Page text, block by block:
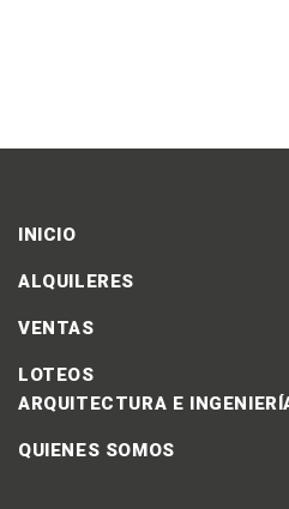
INICIO
ALQUILERES
VENTAS
LOTEOS
ARQUITECTURA E
QUIENES SOMOS